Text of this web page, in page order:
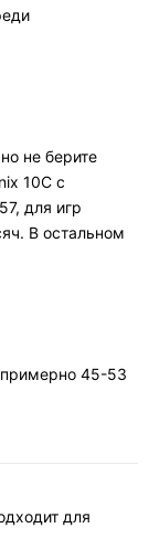
не берите
10C с
для игр
В остальном
примерно 45-53
для